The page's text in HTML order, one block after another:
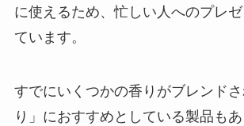
に使えるため、忙しい人へのプレ
ています。
すでにいくつかの香りがブレンド
り」におすすめとしている製品もあ